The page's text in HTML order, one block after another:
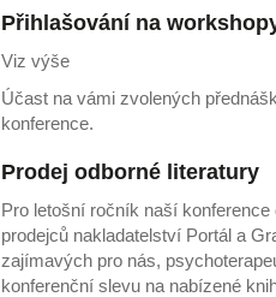
Přihlašování na
Viz výše
Účast na vámi zvolených
konference.
Prodej odborné literatury
Pro letošní ročník naší
prodejců nakladatelství Portál a
zajímavých pro nás,
konferenční slevu na nabízené